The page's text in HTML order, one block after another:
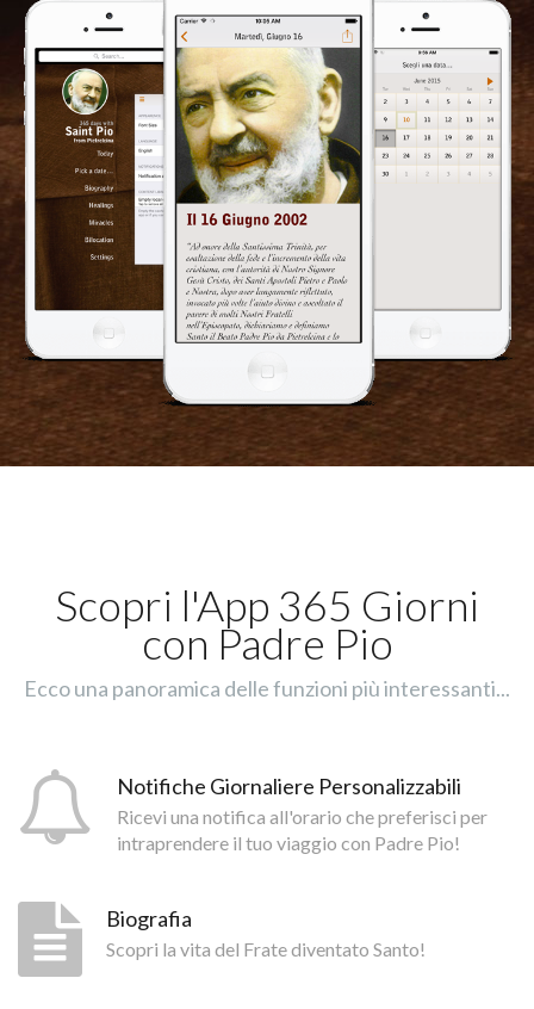
Scopri l'App 365 Giorni
con Padre Pio
Ecco una panoramica delle funzioni più interessanti...
Notifiche Giornaliere Personalizzabili
Ricevi una notifica all'orario che preferisci per
intraprendere il tuo viaggio con Padre Pio!
Biografia
Scopri la vita del Frate diventato Santo!